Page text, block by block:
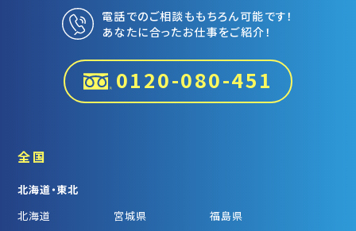
電話でのご相談ももちろん可能です！
あなたに合ったお仕事をご紹介！
0120-080-451
全国
北海道・東北
北海道
宮城県 福島県